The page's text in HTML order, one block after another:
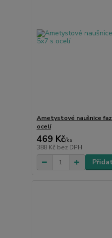
Ametystové naušnice
ocelí
469 Kč/ks
388 Kč bez DPH